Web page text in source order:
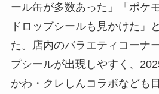
ール缶が多数あった」「ポケ
ドロップシールも見かけた」
た。店内のバラエティコーナ
プシールが出現しやすく、
かわ・クレしんコラボなども